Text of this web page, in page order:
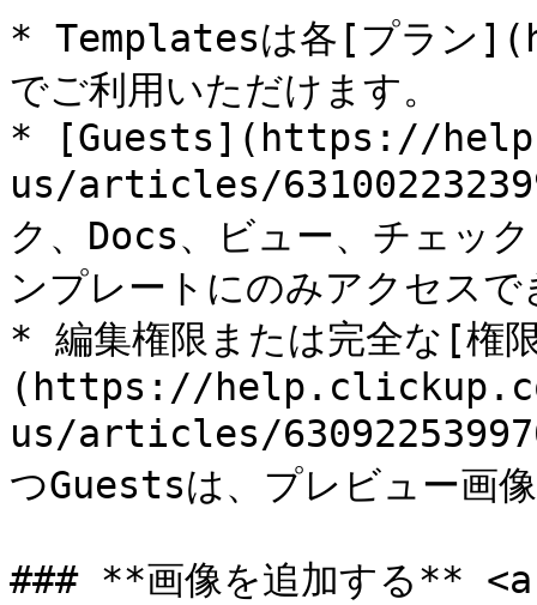
* Templatesは各[プラ
でご利用いただけます。
* [Guests](https://
us/articles/
ク、Docs、ビュー、チェッ
ンプレートにのみアクセスで
* 編集権限または完全な[権
(https://
us/articles/
つGuestsは、プレビュー画
### **画像を追加する**